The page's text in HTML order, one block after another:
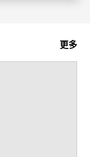
更多